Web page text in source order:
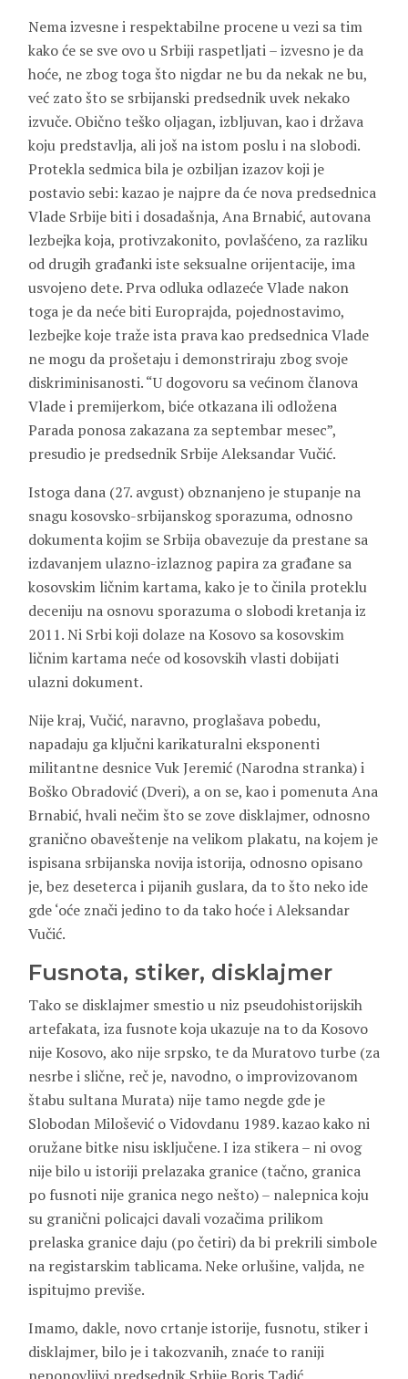
Nema izvesne i respektabilne procene u vezi sa tim
kako će se sve ovo u Srbiji raspetljati – izvesno je da
hoće, ne zbog toga što nigdar ne bu da nekak ne bu,
već zato što se srbijanski predsednik uvek nekako
izvuče. Obično teško oljagan, izbljuvan, kao i država
koju predstavlja, ali još na istom poslu i na slobodi.
Protekla sedmica bila je ozbiljan izazov koji je
postavio sebi: kazao je najpre da će nova predsednica
Vlade Srbije biti i dosadašnja, Ana Brnabić, autovana
lezbejka koja, protivzakonito, povlašćeno, za razliku
od drugih građanki iste seksualne orijentacije, ima
usvojeno dete. Prva odluka odlazeće Vlade nakon
toga je da neće biti Europrajda, pojednostavimo,
lezbejke koje traže ista prava kao predsednica Vlade
ne mogu da prošetaju i demonstriraju zbog svoje
diskriminisanosti. “U dogovoru sa većinom članova
Vlade i premijerkom, biće otkazana ili odložena
Parada ponosa zakazana za septembar mesec”,
presudio je predsednik Srbije Aleksandar Vučić.
Istoga dana (27. avgust) obznanjeno je stupanje na
snagu kosovsko-srbijanskog sporazuma, odnosno
dokumenta kojim se Srbija obavezuje da prestane sa
izdavanjem ulazno-izlaznog papira za građane sa
kosovskim ličnim kartama, kako je to činila proteklu
deceniju na osnovu sporazuma o slobodi kretanja iz
2011. Ni Srbi koji dolaze na Kosovo sa kosovskim
ličnim kartama neće od kosovskih vlasti dobijati
ulazni dokument.
Nije kraj, Vučić, naravno, proglašava pobedu,
napadaju ga ključni karikaturalni eksponenti
militantne desnice Vuk Jeremić (Narodna stranka) i
Boško Obradović (Dveri), a on se, kao i pomenuta Ana
Brnabić, hvali nečim što se zove disklajmer, odnosno
granično obaveštenje na velikom plakatu, na kojem je
ispisana srbijanska novija istorija, odnosno opisano
je, bez deseterca i pijanih guslara, da to što neko ide
gde ‘oće znači jedino to da tako hoće i Aleksandar
Vučić.
Fusnota, stiker, disklajmer
Tako se disklajmer smestio u niz pseudohistorijskih
artefakata, iza fusnote koja ukazuje na to da Kosovo
nije Kosovo, ako nije srpsko, te da Muratovo turbe (za
nesrbe i slične, reč je, navodno, o improvizovanom
štabu sultana Murata) nije tamo negde gde je
Slobodan Milošević o Vidovdanu 1989. kazao kako ni
oružane bitke nisu isključene. I iza stikera – ni ovog
nije bilo u istoriji prelazaka granice (tačno, granica
po fusnoti nije granica nego nešto) – nalepnica koju
su granični policajci davali vozačima prilikom
prelaska granice daju (po četiri) da bi prekrili simbole
na registarskim tablicama. Neke orlušine, valjda, ne
ispitujmo previše.
Imamo, dakle, novo crtanje istorije, fusnotu, stiker i
disklajmer, bilo je i takozvanih, znaće to raniji